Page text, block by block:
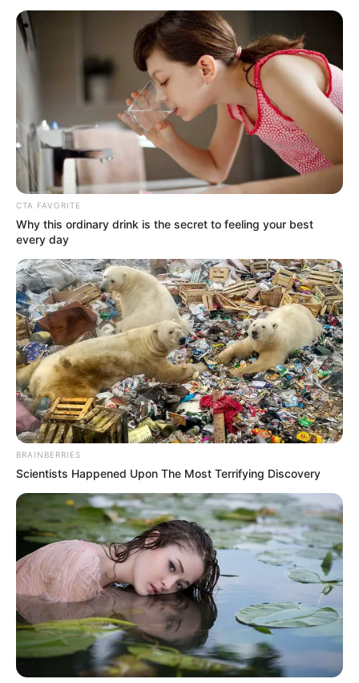
CTA FAVORITE
Why this ordinary drink is the secret to feeling your best
every day
BRAINBERRIES
Scientists Happened Upon The Most Terrifying Discovery